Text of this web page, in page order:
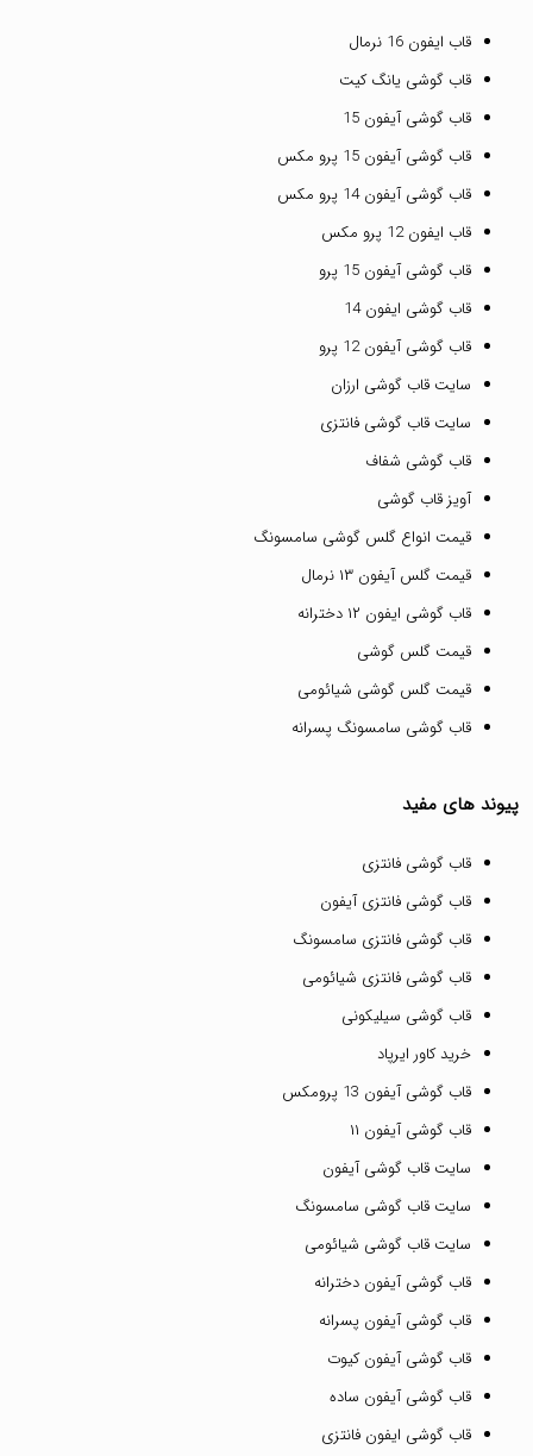
قاب ایفون 16 نرمال
قاب گوشی یانگ کیت
قاب گوشی آیفون 15
قاب گوشی آیفون 15 پرو مکس
قاب گوشی آیفون 14 پرو مکس
قاب ایفون 12 پرو مکس
قاب گوشی آیفون 15 پرو
قاب گوشی ایفون 14
قاب گوشی آیفون 12 پرو
سایت قاب گوشی ارزان
سایت قاب گوشی فانتزی
قاب گوشی شفاف
آویز قاب گوشی
قیمت انواع گلس گوشی سامسونگ
قیمت گلس آیفون ۱۳ نرمال
قاب گوشی ایفون ۱۲ دخترانه
قیمت گلس گوشی
قیمت گلس گوشی شیائومی
قاب گوشی سامسونگ پسرانه
پیوند های مفید
قاب گوشی فانتزی
قاب گوشی فانتزی آیفون
قاب گوشی فانتزی سامسونگ
قاب گوشی فانتزی شیائومی
قاب گوشی سیلیکونی
خرید کاور ایرپاد
قاب گوشی آیفون 13 پرومکس
قاب گوشی آیفون ۱۱
سایت قاب گوشی آیفون
سایت قاب گوشی سامسونگ
سایت قاب گوشی شیائومی
قاب گوشی آیفون دخترانه
قاب گوشی آیفون پسرانه
قاب گوشی آیفون کیوت
قاب گوشی آیفون ساده
قاب گوشی ایفون فانتزی